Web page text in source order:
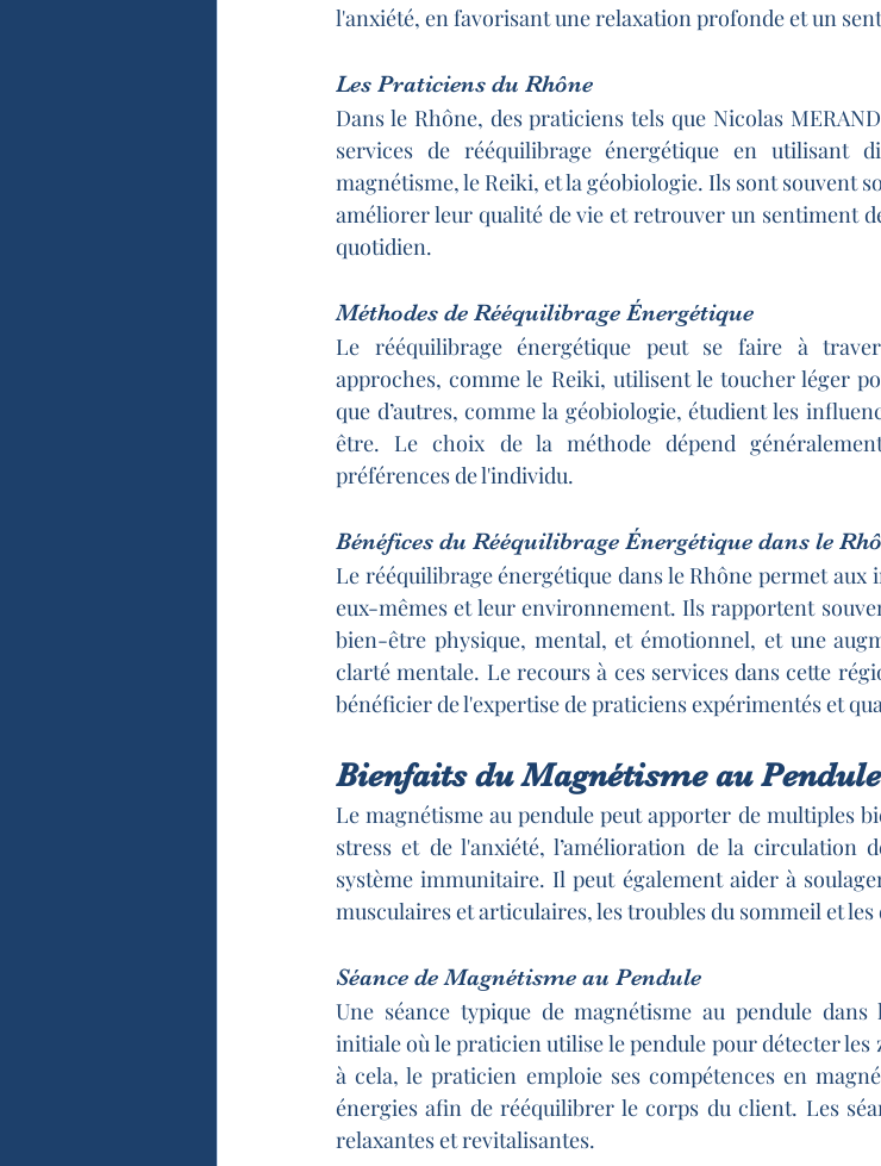
l'anxiété, en favorisant une relaxation profonde et un
Les Praticiens du Rhône
Dans le Rhône, des praticiens tels que Nicolas
services de rééquilibrage énergétique en utilisant
magnétisme, le Reiki, et la géobiologie. Ils sont souvent
améliorer leur qualité de vie et retrouver un sentiment
quotidien.
Méthodes de Rééquilibrage Énergétique
Le rééquilibrage énergétique peut se faire à
approches, comme le Reiki, utilisent le toucher léger
que d’autres, comme la géobiologie, étudient les
être. Le choix de la méthode dépend
préférences de l'individu.
Bénéfices du Rééquilibrage Énergétique dans le
Le rééquilibrage énergétique dans le Rhône permet
eux-mêmes et leur environnement. Ils rapportent
bien-être physique, mental, et émotionnel, et une
clarté mentale. Le recours à ces services dans cette
bénéficier de l'expertise de praticiens expérimentés et
Bienfaits du Magnétisme au Pendule
Le magnétisme au pendule peut apporter de multiples
stress et de l'anxiété, l’amélioration de la circulation
système immunitaire. Il peut également aider à
musculaires et articulaires, les troubles du sommeil et
Séance de Magnétisme au Pendule
Une séance typique de magnétisme au pendule
initiale où le praticien utilise le pendule pour détecter les
à cela, le praticien emploie ses compétences en
énergies afin de rééquilibrer le corps du client. Les
relaxantes et revitalisantes.